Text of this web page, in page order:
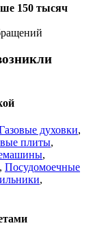
150 тысяч
духовки,
плиты,
,
, Посудомоечные
,